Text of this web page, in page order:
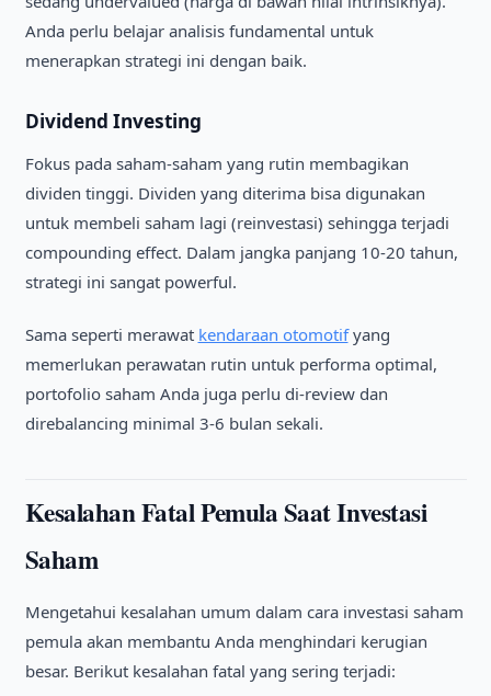
Anda perlu belajar analisis fundamental untuk
menerapkan strategi ini dengan baik.
Dividend Investing
Fokus pada saham-saham yang rutin membagikan
dividen tinggi. Dividen yang diterima bisa digunakan
untuk membeli saham lagi (reinvestasi) sehingga terjadi
compounding effect. Dalam jangka panjang 10-20 tahun,
strategi ini sangat powerful.
Sama seperti merawat kendaraan otomotifyang
memerlukan perawatan rutin untuk performa optimal,
portofolio saham Anda juga perlu di-review dan
direbalancing minimal 3-6 bulan sekali.
Kesalahan Fatal Pemula Saat Investasi
Saham
Mengetahui kesalahan umum dalam cara investasi saham
pemula akan membantu Anda menghindari kerugian
besar. Berikut kesalahan fatal yang sering terjadi: